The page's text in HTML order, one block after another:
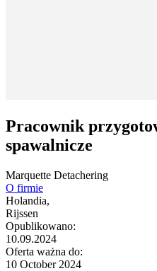
Pracownik
spawalnicze
Marquette Detachering
O firmie
Holandia,
Rijssen
Opublikowano:
10.09.2024
Oferta ważna do:
10 October 2024